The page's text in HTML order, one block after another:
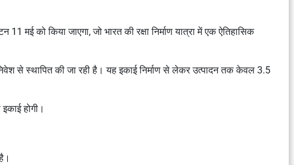
11 मई को किया जाएगा, जो भारत की रक्षा निर्माण यात्रा में एक ऐतिहासिक
से स्थापित की जा रही है। यह इकाई निर्माण से लेकर उत्पादन तक केवल 3.5
होगी।